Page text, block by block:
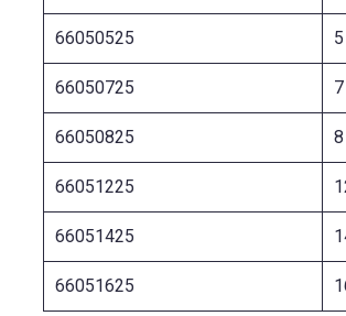
66050525
66050725
66050825
66051225
66051425
66051625